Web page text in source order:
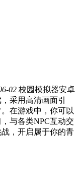
02 校园模拟器安卓
采用高清画面引
在游戏中，你可以
与各类NPC互动交
，开启属于你的青